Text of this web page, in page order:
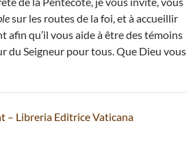
sur les routes de la foi, et à accueillir
afin qu’il vous aide à être des témoins
du Seigneur pour tous. Que Dieu vous
– Libreria Editrice Vaticana